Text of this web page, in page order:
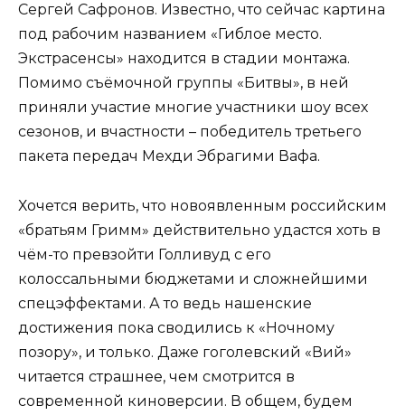
Сергей Сафронов. Известно, что сейчас картина
под рабочим названием «Гиблое место.
Экстрасенсы» находится в стадии монтажа.
Помимо съёмочной группы «Битвы», в ней
приняли участие многие участники шоу всех
сезонов, и вчастности – победитель третьего
пакета передач Мехди Эбрагими Вафа.
Хочется верить, что новоявленным российским
«братьям Гримм» действительно удастся хоть в
чём-то превзойти Голливуд с его
колоссальными бюджетами и сложнейшими
спецэффектами. А то ведь нашенские
достижения пока сводились к «Ночному
позору», и только. Даже гоголевский «Вий»
читается страшнее, чем смотрится в
современной киноверсии. В общем, будем